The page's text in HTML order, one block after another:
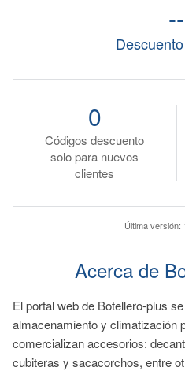
--
Códigos descuento
solo para nuevos
clientes
0
Última versión:
Acerca de
El portal web de Botellero-plus
almacenamiento y climatización
comercializan accesorios:
cubiteras y sacacorchos, entre